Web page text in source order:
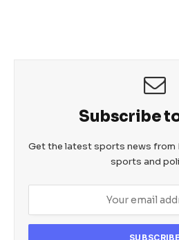
er
Subscribe
Get the latest sports news from
sports and